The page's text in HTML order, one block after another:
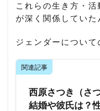
これらの生き方・
が深く関係していた
ジェンダーについて
関連記事
西原さつき（さ
結婚や彼氏は？